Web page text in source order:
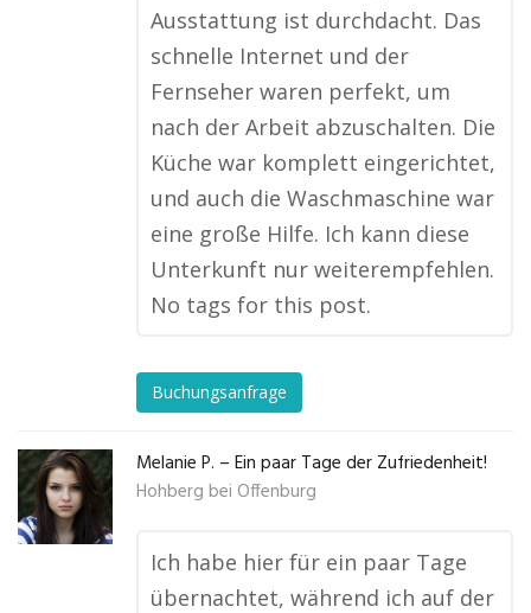
Ausstattung ist durchdacht. Das
schnelle Internet und der
Fernseher waren perfekt, um
nach der Arbeit abzuschalten. Die
Küche war komplett eingerichtet,
und auch die Waschmaschine war
eine große Hilfe. Ich kann diese
Unterkunft nur weiterempfehlen.
No tags for this post.
Buchungsanfrage
Melanie P. – Ein paar Tage der Zufriedenheit!
Hohberg bei Offenburg
Ich habe hier für ein paar Tage
übernachtet, während ich auf der